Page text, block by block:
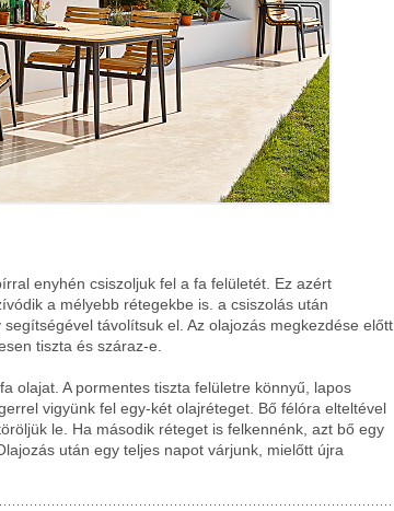
enyhén csiszoljuk fel a fa felületét. Ez azért
a mélyebb rétegekbe is. a csiszolás után
távolítsuk el. Az olajozás megkezdése előtt
tiszta és száraz-e.
olajat. A pormentes tiszta felületre könnyű, lapos
vigyünk fel egy-két olajréteget. Bő félóra elteltével
le. Ha második réteget is felkennénk, azt bő egy
után egy teljes napot várjunk, mielőtt újra